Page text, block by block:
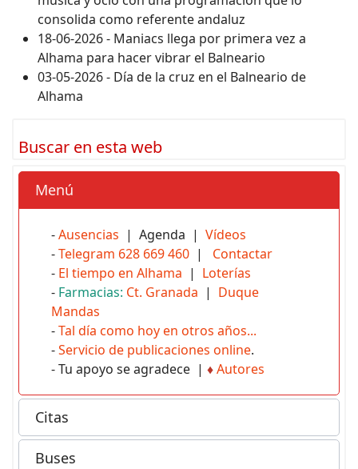
consolida como referente andaluz
18-06-2026 - Maniacs llega por primera vez a
Alhama para hacer vibrar el Balneario
03-05-2026 - Día de la cruz en el Balneario de
Alhama
Buscar en esta web
Menú
-Ausencias | Agenda | Vídeos
-Telegram 628 669 460 | Contactar
- El tiempo en Alhama | Loterías
- Farmacias: Ct. Granada | Duque
Mandas
-Tal día como hoy en otros años...
-Servicio de publicaciones online.
- Tu apoyo se agradece | ♦Autores
Citas
Buses